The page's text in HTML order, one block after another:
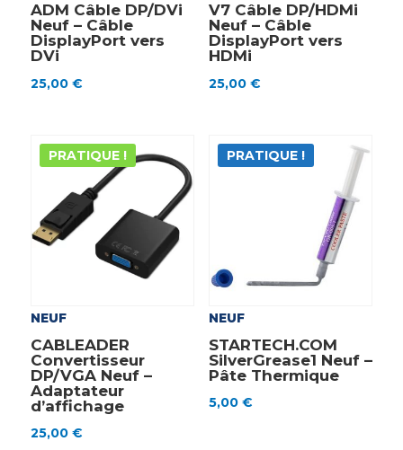
ADM Câble DP/DVi
Neuf – Câble
DisplayPort vers
DVi
25,00 €
V7 Câble DP/HDMi
Neuf – Câble
DisplayPort vers
HDMi
25,00 €
PRATIQUE !
NEUF
CABLEADER
Convertisseur
DP/VGA Neuf –
Adaptateur
d’affichage
25,00 €
PRATIQUE !
NEUF
STARTECH.COM
SilverGrease1 Neuf –
Pâte Thermique
5,00 €